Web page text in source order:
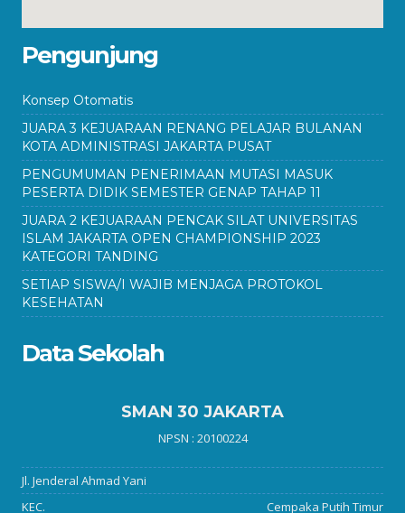
Pengunjung
Konsep Otomatis
JUARA 3 KEJUARAAN RENANG PELAJAR BULANAN
KOTA ADMINISTRASI JAKARTA PUSAT
PENGUMUMAN PENERIMAAN MUTASI MASUK
PESERTA DIDIK SEMESTER GENAP TAHAP 11
JUARA 2 KEJUARAAN PENCAK SILAT UNIVERSITAS
ISLAM JAKARTA OPEN CHAMPIONSHIP 2023
KATEGORI TANDING
SETIAP SISWA/I WAJIB MENJAGA PROTOKOL
KESEHATAN
Data Sekolah
SMAN 30 JAKARTA
NPSN : 20100224
Jl. Jenderal Ahmad Yani
KEC.
Cempaka Putih Timur